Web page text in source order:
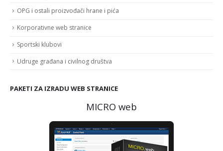
OPG i ostali proizvođači hrane i pića
Korporativne web stranice
Sportski klubovi
Udruge građana i civilnog društva
PAKETI ZA IZRADU WEB STRANICE
MICRO web